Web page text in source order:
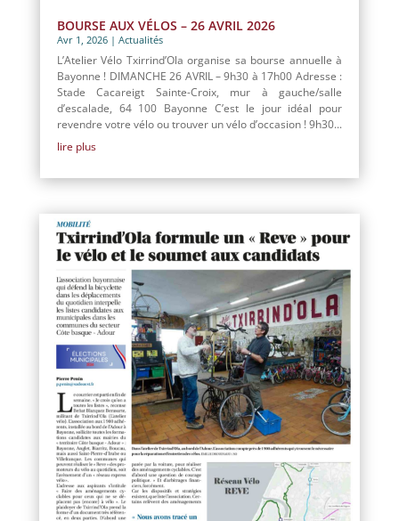
BOURSE AUX VÉLOS – 26 AVRIL 2026
Avr 1, 2026| Actualités
L’Atelier Vélo Txirrind’Ola organise sa bourse annuelle à
Bayonne ! DIMANCHE 26 AVRIL – 9h30 à 17h00 Adresse :
Stade Cacareigt Sainte-Croix, mur à gauche/salle
d’escalade, 64 100 Bayonne C’est le jour idéal pour
revendre votre vélo ou trouver un vélo d’occasion ! 9h30...
lire plus